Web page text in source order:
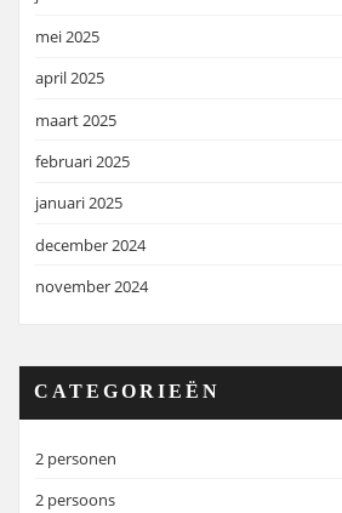
mei 2025
april 2025
maart 2025
februari 2025
januari 2025
december 2024
november 2024
CATEGORIEËN
2 personen
2 persoons